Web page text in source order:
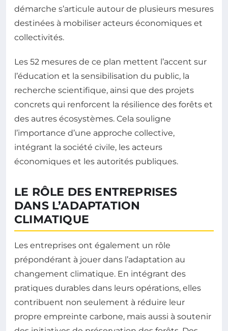
démarche s’articule autour de plusieurs mesures
destinées à mobiliser acteurs économiques et
collectivités.
Les 52 mesures de ce plan mettent l’accent sur
l’éducation et la sensibilisation du public, la
recherche scientifique, ainsi que des projets
concrets qui renforcent la résilience des forêts et
des autres écosystèmes. Cela souligne
l’importance d’une approche collective,
intégrant la société civile, les acteurs
économiques et les autorités publiques.
LE RÔLE DES ENTREPRISES
DANS L’ADAPTATION
CLIMATIQUE
Les entreprises ont également un rôle
prépondérant à jouer dans l’adaptation au
changement climatique. En intégrant des
pratiques durables dans leurs opérations, elles
contribuent non seulement à réduire leur
propre empreinte carbone, mais aussi à soutenir